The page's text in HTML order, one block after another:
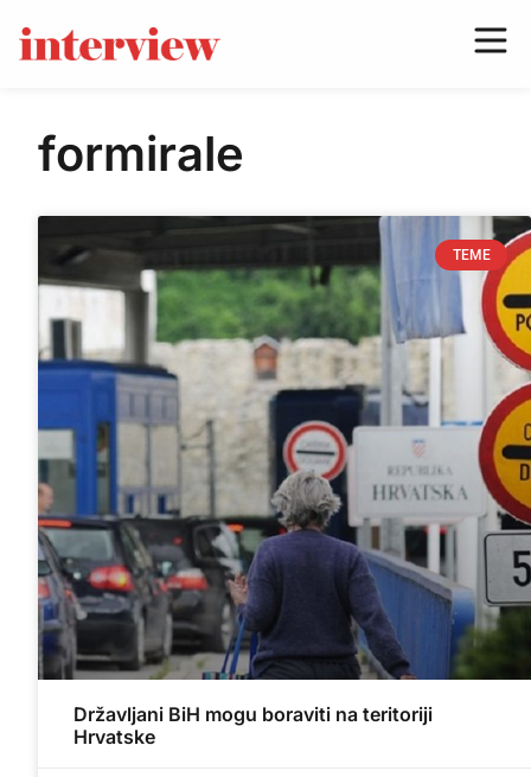
formirale
TEME
Državljani BiH mogu boraviti na teritoriji
Hrvatske